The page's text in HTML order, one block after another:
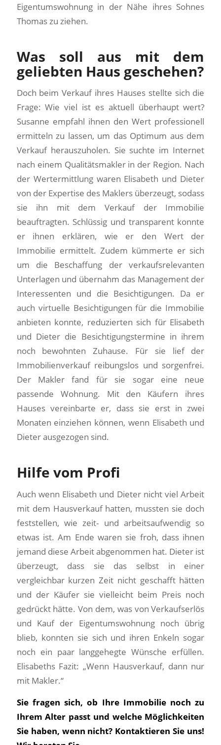
Eigentumswohnung in der Nähe ihres Sohnes
Thomas zu ziehen.
Was soll aus mit dem
geliebten Haus geschehen?
Doch beim Verkauf ihres Hauses stellte sich die
Frage: Wie viel ist es aktuell überhaupt wert?
Susanne empfahl ihnen den Wert professionell
ermitteln zu lassen, um das Optimum aus dem
Verkauf herauszuholen. Sie suchte im Internet
nach einem Qualitätsmakler in der Region. Nach
der Wertermittlung waren Elisabeth und Dieter
von der Expertise des Maklers überzeugt, sodass
sie ihn mit dem Verkauf der Immobilie
beauftragten. Schlüssig und transparent konnte
er ihnen erklären, wie er den Wert der
Immobilie ermittelt. Zudem kümmerte er sich
um die Beschaffung der verkaufsrelevanten
Unterlagen und übernahm das Management der
Interessenten und die Besichtigungen. Da er
auch virtuelle Besichtigungen für die Immobilie
anbieten konnte, reduzierten sich für Elisabeth
und Dieter die Besichtigungstermine in ihrem
noch bewohnten Zuhause. Für sie lief der
Immobilienverkauf reibungslos und sorgenfrei.
Der Makler fand für sie sogar eine neue
passende Wohnung. Mit den Käufern ihres
Hauses vereinbarte er, dass sie erst in zwei
Monaten einziehen können, wenn Elisabeth und
Dieter ausgezogen sind.
Hilfe vom Profi
Auch wenn Elisabeth und Dieter nicht viel Arbeit
mit dem Hausverkauf hatten, mussten sie doch
feststellen, wie zeit- und arbeitsaufwendig so
etwas ist. Am Ende waren sie froh, dass ihnen
jemand diese Arbeit abgenommen hat. Dieter ist
überzeugt, dass sie das selbst in einer
vergleichbar kurzen Zeit nicht geschafft hätten
und der Käufer sie vielleicht beim Preis noch
gedrückt hätte. Von dem, was von Verkaufserlös
und Kauf der Eigentumswohnung noch übrig
blieb, konnten sie sich und ihren Enkeln sogar
noch ein paar langgehegte Wünsche erfüllen.
Elisabeths Fazit: „Wenn Hausverkauf, dann nur
mit Makler.“
Sie fragen sich, ob Ihre Immobilie noch zu
Ihrem Alter passt und welche Möglichkeiten
Sie haben, wenn nicht? Kontaktieren Sie uns!